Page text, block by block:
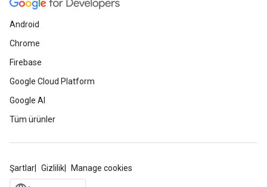
Android
Chrome
Firebase
Google Cloud Platform
Google AI
Tüm ürünler
Şartlar Gizlilik Manage cookies